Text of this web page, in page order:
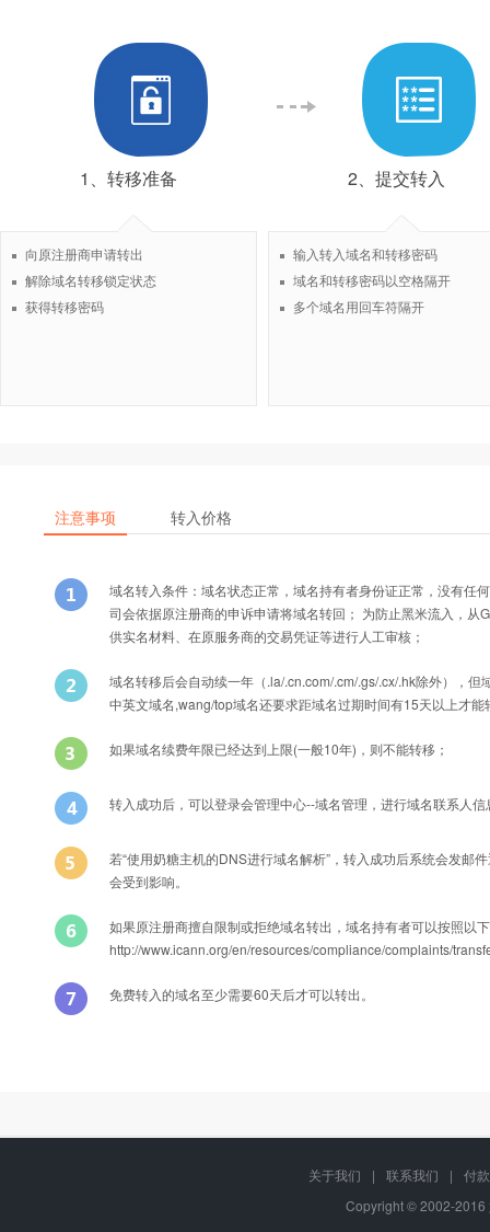
1、转移准备
向原注册商申请转出
解除域名转移锁定状态
获得转移密码
2、提交转入
输入转入域名和转移密码
域名和转移密码以空格隔开
多个域名用回车符隔开
注意事项 转入价格
域名转入条件：域名状态正常，域名持有者身份证正常，没有任
司会依据原注册商的申诉申请将域名转回； 为防止黑米流入，
供实名材料、在原服务商的交易凭证等进行人工审核；
域名转移后会自动续一年（.la/.cn.com/.cm/.gs/.cx/.hk除外），
中英文域名,wang/top域名还要求距域名过期时间有15天以上才能
如果域名续费年限已经达到上限(一般10年)，则不能转移；
转入成功后，可以登录会管理中心--域名管理，进行域名联系人
若“使用奶糖主机的DNS进行域名解析”，转入成功后系统会发邮
会受到影响。
如果原注册商擅自限制或拒绝域名转出，域名持有者可以按照以
http://www.icann.org/en/resources/compliance/complaints/
免费转入的域名至少需要60天后才可以转出。
Q 能否转入后办理过户？
关于我们 | 联系我们 |
付
Copyright © 2002-